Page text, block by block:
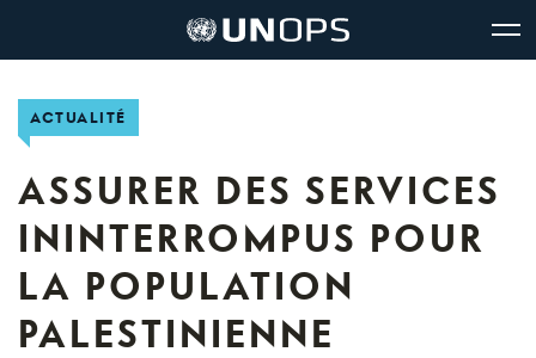
Logo
de
l’UNOPS
Office
Services
ACTUALITÉ
ASSURER DES SERVICES
ININTERROMPUS POUR
LA POPULATION
PALESTINIENNE